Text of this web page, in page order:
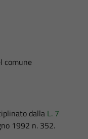
comune
dalla L. 7
1992 n. 352.